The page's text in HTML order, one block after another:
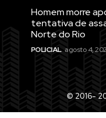
Homem morre
tentativa de
Norte do Rio
POLICIAL agosto 4,
© 2016-